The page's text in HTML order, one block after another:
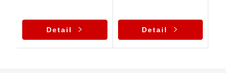
Detail Detail